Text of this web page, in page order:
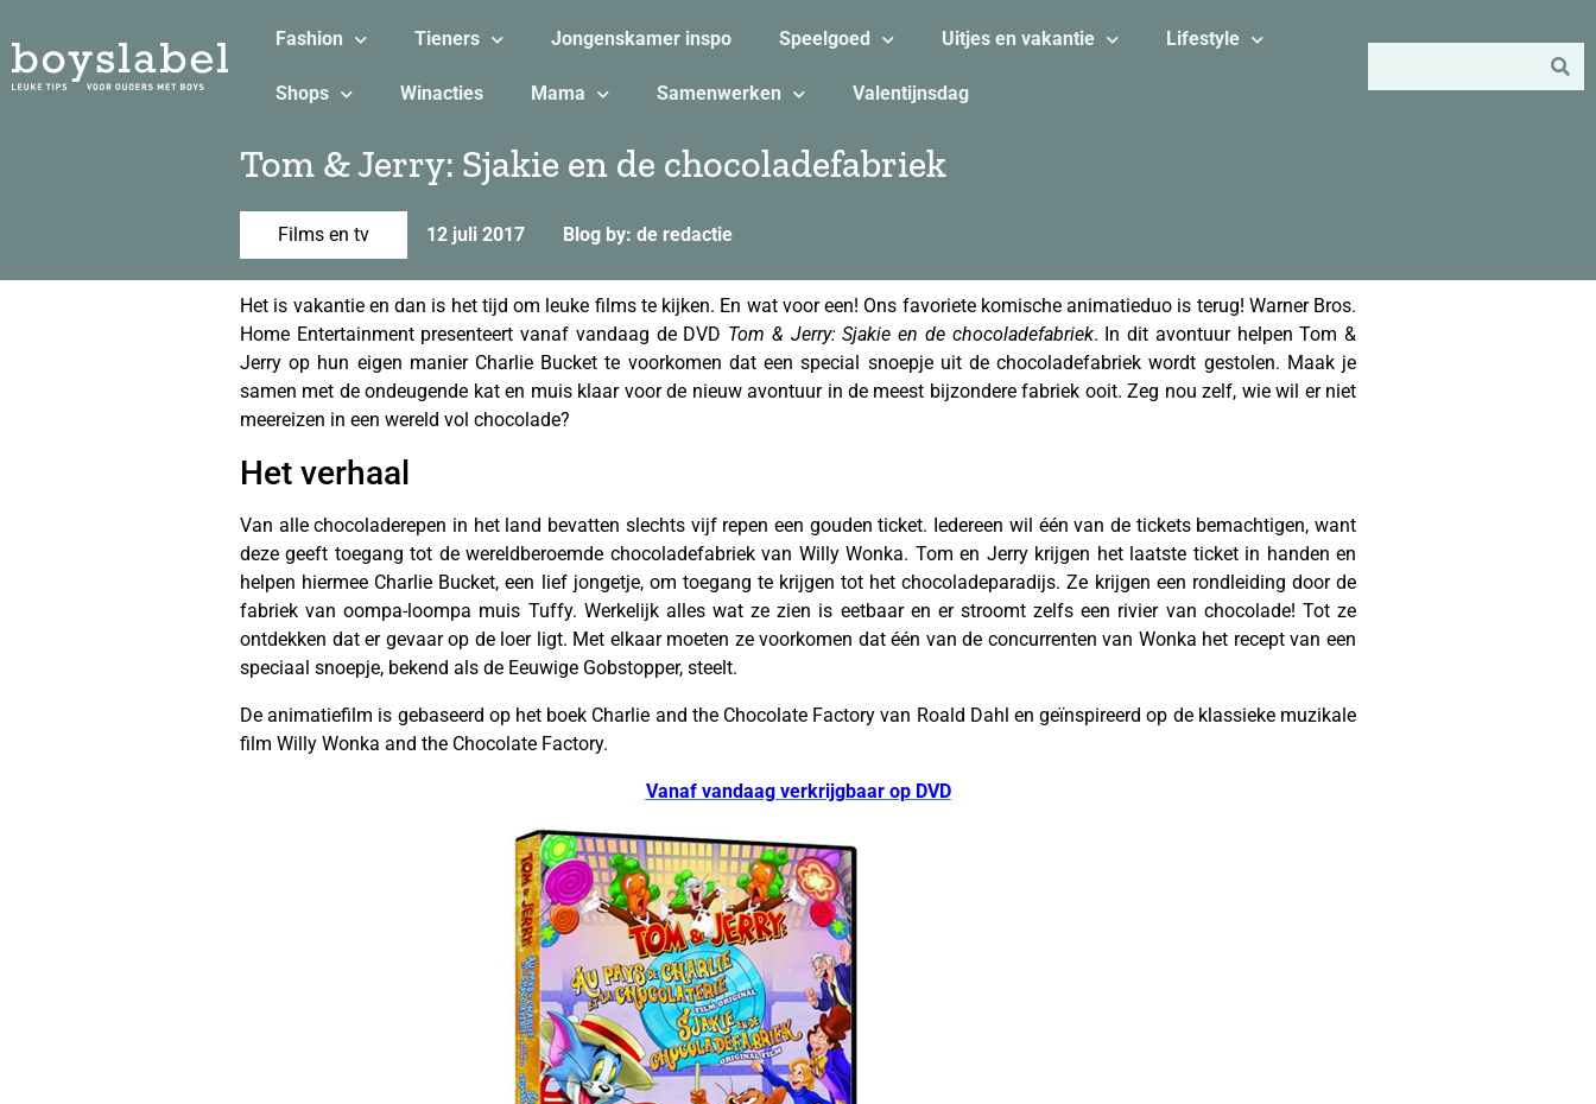
Fashion Tieners Jongenskamer inspo Speelgoed Uitjes en vakantie Lifestyle
Shops Winacties Mama Samenwerken Valentijnsdag
Tom & Jerry: Sjakie en de chocoladefabriek
Films en tv 12 juli 2017 Blog by: de redactie
Het is vakantie en dan is het tijd om leuke films te kijken. En wat voor een! Ons favoriete komische animatieduo is terug! Warner Bros.
Home Entertainment presenteert vanaf vandaag de DVD Tom & Jerry: Sjakie en de chocoladefabriek. In dit avontuur helpen Tom &
Jerry op hun eigen manier Charlie Bucket te voorkomen dat een special snoepje uit de chocoladefabriek wordt gestolen. Maak je
samen met de ondeugende kat en muis klaar voor de nieuw avontuur in de meest bijzondere fabriek ooit. Zeg nou zelf, wie wil er niet
meereizen in een wereld vol chocolade?
Het verhaal
Van alle chocoladerepen in het land bevatten slechts vijf repen een gouden ticket. Iedereen wil één van de tickets bemachtigen, want
deze geeft toegang tot de wereldberoemde chocoladefabriek van Willy Wonka. Tom en Jerry krijgen het laatste ticket in handen en
helpen hiermee Charlie Bucket, een lief jongetje, om toegang te krijgen tot het chocoladeparadijs. Ze krijgen een rondleiding door de
fabriek van oompa-loompa muis Tuffy. Werkelijk alles wat ze zien is eetbaar en er stroomt zelfs een rivier van chocolade! Tot ze
ontdekken dat er gevaar op de loer ligt. Met elkaar moeten ze voorkomen dat één van de concurrenten van Wonka het recept van een
speciaal snoepje, bekend als de Eeuwige Gobstopper, steelt.
De animatiefilm is gebaseerd op het boek Charlie and the Chocolate Factory van Roald Dahl en geïnspireerd op de klassieke muzikale
film Willy Wonka and the Chocolate Factory.
Vanaf vandaag verkrijgbaar op DVD